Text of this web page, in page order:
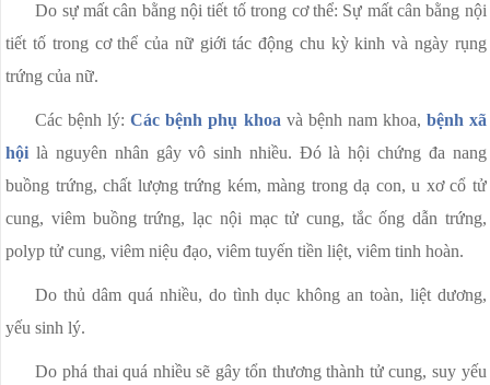
Do sự mất cân bằng nội tiết tố trong cơ thể: Sự mất cân bằng nội
tiết tố trong cơ thể của nữ giới tác động chu kỳ kinh và ngày rụng
trứng của nữ.
Các bệnh lý:Các bệnh phụ khoa và bệnh nam khoa, bệnh xã
hội là nguyên nhân gây vô sinh nhiều. Đó là hội chứng đa nang
buồng trứng, chất lượng trứng kém, màng trong dạ con, u xơ cổ tử
cung, viêm buồng trứng, lạc nội mạc tử cung, tắc ống dẫn trứng,
polyp tử cung, viêm niệu đạo, viêm tuyến tiền liệt, viêm tinh hoàn.
Do thủ dâm quá nhiều, do tình dục không an toàn, liệt dương,
yếu sinh lý.
Do phá thai quá nhiều sẽ gây tổn thương thành tử cung, suy yếu